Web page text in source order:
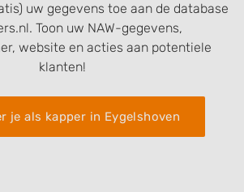
uw gegevens toe aan de database
Toon uw NAW-gegevens,
website en acties aan potentiele
klanten!
je als kapper in Eygelshoven